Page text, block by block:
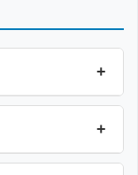
+
+